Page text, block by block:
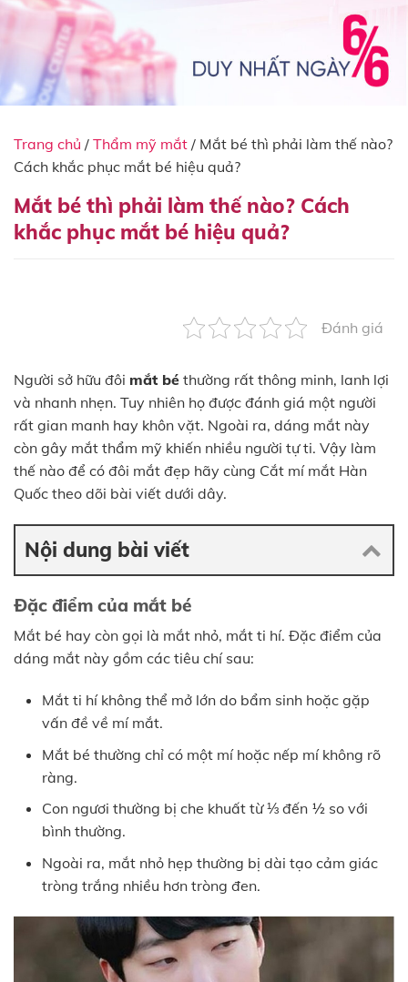
Trang chủ / Thẩm mỹ mắt / Mắt bé thì phải làm thế nào?
Cách khắc phục mắt bé hiệu quả?
Mắt bé thì phải làm thế nào? Cách
khắc phục mắt bé hiệu quả?
Đánh giá
Người sở hữu đôi mắt bé thường rất thông minh, lanh lợi
và nhanh nhẹn. Tuy nhiên họ được đánh giá một người
rất gian manh hay khôn vặt. Ngoài ra, dáng mắt này
còn gây mắt thẩm mỹ khiến nhiều người tự ti. Vậy làm
thế nào để có đôi mắt đẹp hãy cùng Cắt mí mắt Hàn
Quốc theo dõi bài viết dưới dây.
Nội dung bài viết
Đặc điểm của mắt bé
Mắt bé hay còn gọi là mắt nhỏ, mắt ti hí. Đặc điểm của
dáng mắt này gồm các tiêu chí sau:
Mắt ti hí không thể mở lớn do bẩm sinh hoặc gặp
vấn đề về mí mắt.
Mắt bé thường chỉ có một mí hoặc nếp mí không rõ
ràng.
Con ngươi thường bị che khuất từ ⅓ đến ½ so với
bình thường.
Ngoài ra, mắt nhỏ hẹp thường bị dài tạo cảm giác
tròng trắng nhiều hơn tròng đen.